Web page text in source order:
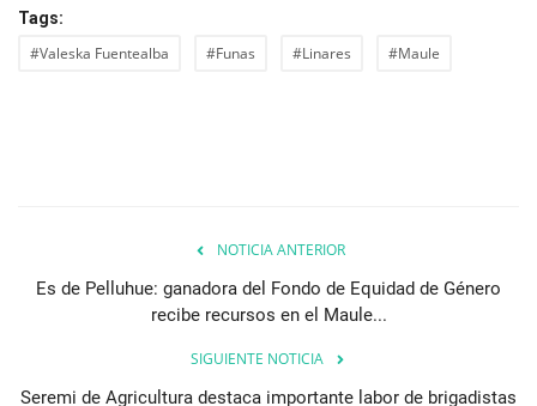
Tags:
#Valeska Fuentealba #Funas #Linares #Maule
NOTICIA ANTERIOR
Es de Pelluhue: ganadora del Fondo de Equidad de Género
recibe recursos en el Maule...
SIGUIENTE NOTICIA
Seremi de Agricultura destaca importante labor de brigadistas